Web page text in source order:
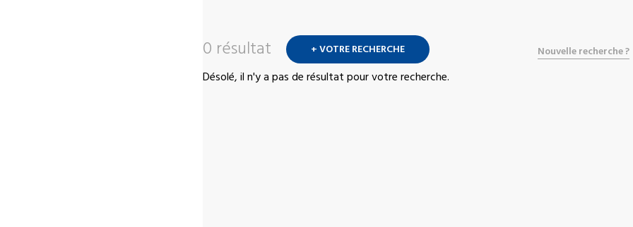
0 résultat + VOTRE RECHERCHE Nouvelle recherche ?
Désolé, il n'y a pas de résultat pour votre recherche.